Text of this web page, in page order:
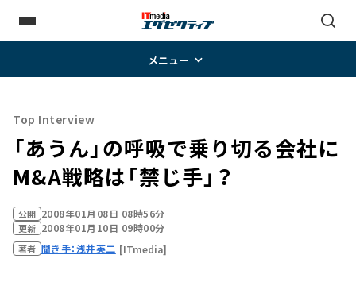
メニュー
Top Interview
「あうん」の呼吸で乗り切る会社に
M&A戦略は「禁じ手」？
公開 2008年01月08日 08時56分
更新 2008年01月10日 09時00分
著者 聞き手：浅井英二 [ITmedia]